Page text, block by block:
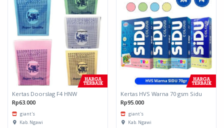
Kertas Doorslag F4 HNW
Rp63.000
giant's
Kab. Ngawi
Kertas HVS Warna 70 gsm Sidu
Rp95.000
giant's
Kab. Ngawi